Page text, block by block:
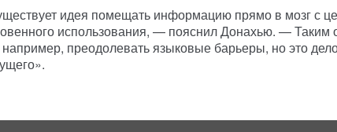
идея помещать информацию прямо в мозг с
использования, — пояснил Донахью. —
преодолевать языковые барьеры, но это